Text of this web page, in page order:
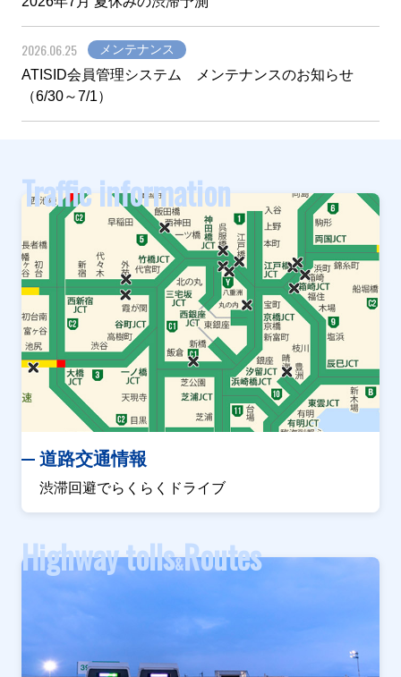
2026.06.25 メンテナンス
ATISID会員管理システム メンテナンスのお知らせ
（6/30～7/1）
Traffic information
道路交通情報
渋滞回避でらくらくドライブ
Highway tolls&Routes